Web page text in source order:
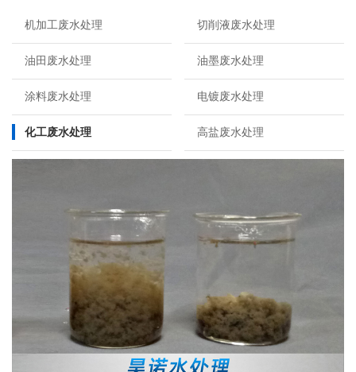
机加工废水处理 切削液废水处理
油田废水处理 油墨废水处理
涂料废水处理 电镀废水处理
化工废水处理 高盐废水处理